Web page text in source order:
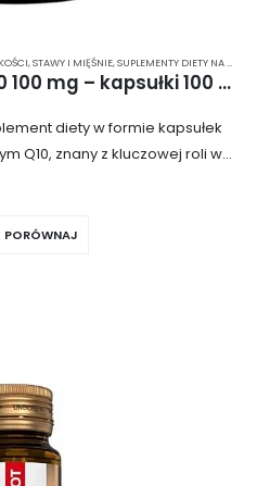
STAWY I MIĘŚNIE,SUPLEMENTY DIETY NA ODPORNOŚĆ
Swanson koenzym Q10 100 mg – kapsułki 100 szt.
diety w formie kapsułek
Q10, znany z kluczowej roli w
tkanek i
PORÓWNAJ